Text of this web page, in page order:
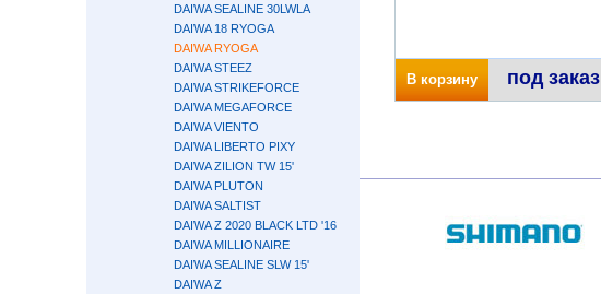
DAIWA SEALINE 30LWLA
DAIWA 18 RYOGA
DAIWA RYOGA
DAIWA STEEZ
DAIWA STRIKEFORCE
DAIWA MEGAFORCE
DAIWA VIENTO
DAIWA LIBERTO PIXY
DAIWA ZILION TW 15'
DAIWA PLUTON
DAIWA SALTIST
DAIWA Z 2020 BLACK LTD '16
DAIWA MILLIONAIRE
DAIWA SEALINE SLW 15'
DAIWA Z
В корзину под заказ